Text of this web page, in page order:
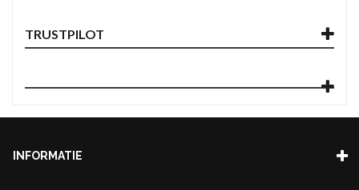
TRUSTPILOT
INFORMATIE